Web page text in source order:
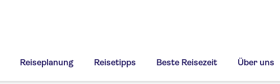
Reiseplanung Reisetipps Beste Reisezeit Über uns